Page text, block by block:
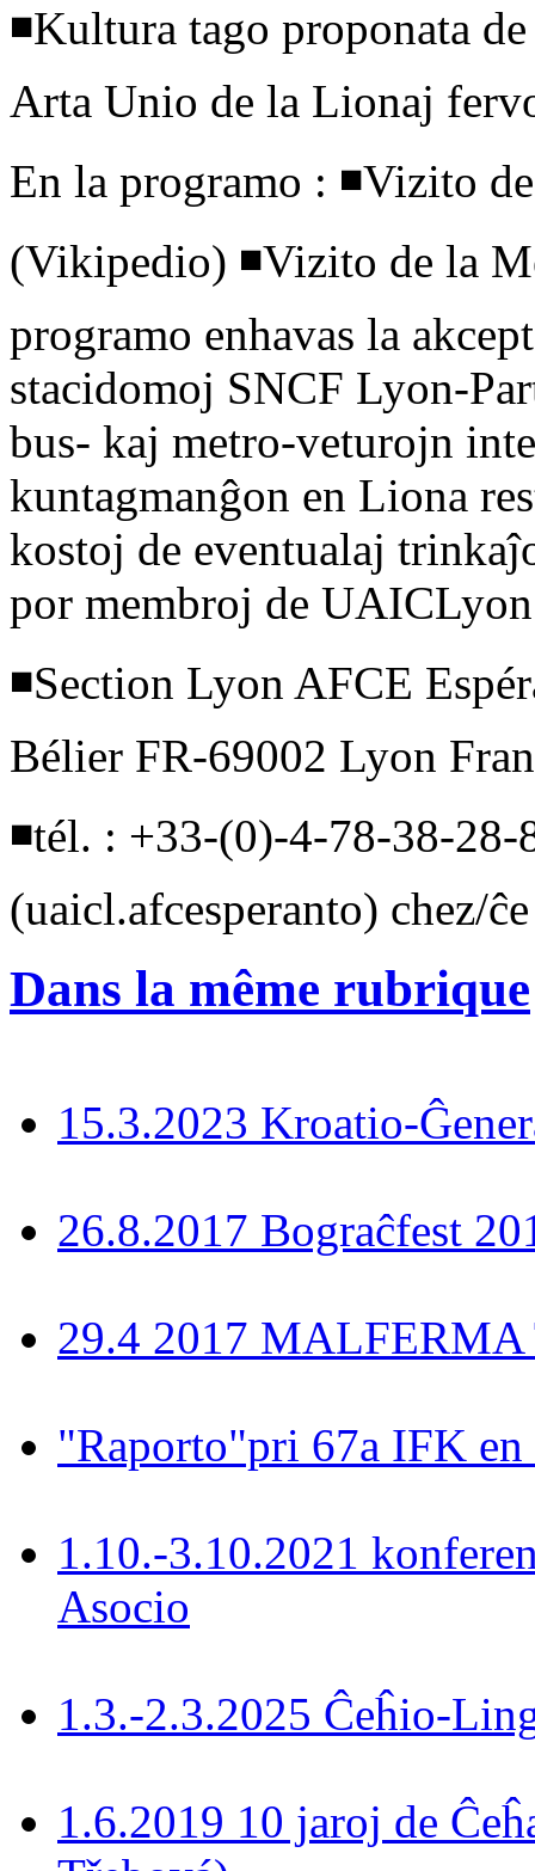
◾Kultura tago proponata
Arta Unio de la Lionaj
En la programo : ◾Vizito
(Vikipedio) ◾Vizito de la
programo enhavas la
stacidomoj SNCF Lyon-
bus- kaj metro-veturojn
kuntagmanĝon en Liona
kostoj de eventualaj
por membroj de
◾Section Lyon AFCE
Bélier FR-69002 Lyon
◾tél. : +33-(0)-4-78-38-
(uaicl.afcesperanto) chez/
Dans la même rubrique
15.3.2023 Kroatio-
26.8.2017 Bograĉfest
29.4 2017
"Raporto"pri 67a IFK
1.10.-3.10.2021
Asocio
1.3.-2.3.2025 Ĉeĥio-
1.6.2019 10 jaroj de